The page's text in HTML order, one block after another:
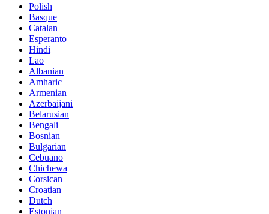
Polish
Basque
Catalan
Esperanto
Hindi
Lao
Albanian
Amharic
Armenian
Azerbaijani
Belarusian
Bengali
Bosnian
Bulgarian
Cebuano
Chichewa
Corsican
Croatian
Dutch
Estonian